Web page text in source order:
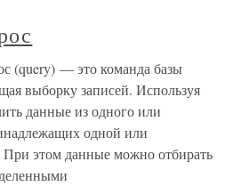
(query) — это команда базы
выборку записей. Используя
данные из одного или
одной или
При этом данные можно отбирать